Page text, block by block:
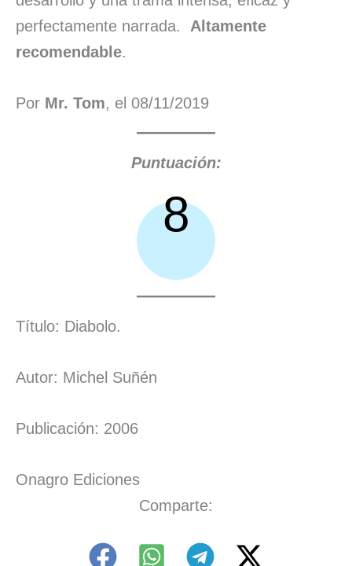
perfectamente narrada. Altamente
recomendable.
Por Mr. Tom, el 08/11/2019
Puntuación:
8
Título: Diabolo.
Autor: Michel Suñén
Publicación: 2006
Onagro Ediciones
Comparte: